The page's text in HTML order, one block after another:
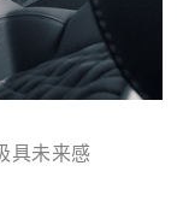
具未来感